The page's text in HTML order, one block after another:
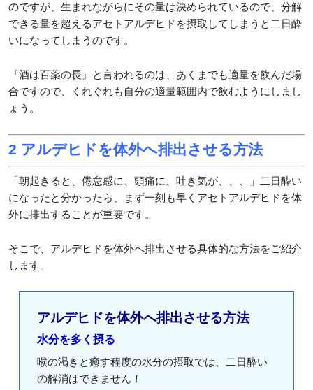
のですが、生まれながらにその量は決められているので、分解
できる量を超えるアセトアルデヒドを摂取してしまうと二日酔
いになってしまうのです。
『酒は百薬の長』と言われるのは、あくまでも適量を飲んだ場
合ですので、くれぐれも自分の適量範囲内で飲むようにしまし
ょう。
2 アルデヒドを体外へ排出させる方法
「朝起きると、倦怠感に、頭痛に、吐き気が、、、」二日酔い
になったと分かったら、まず一刻も早くアセトアルデヒドを体
外に排出することが重要です。
そこで、アルデヒドを体外へ排出させる具体的な方法をご紹介
します。
アルデヒドを体外へ排出させる方法
水分を多く摂る
喉の渇きと癒す程度の水分の摂取では、二日酔い
の解消はできません！